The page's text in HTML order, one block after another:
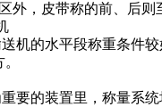
外，皮带称的前、后则
的水平段称重条件较
的装置里，称量系统